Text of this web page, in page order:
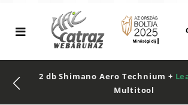
2 db Shimano Aero Technium +
Multitool